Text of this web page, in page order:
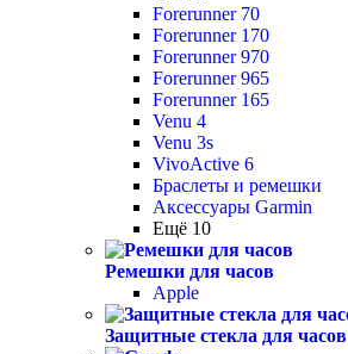
Forerunner 70
Forerunner 170
Forerunner 970
Forerunner 965
Forerunner 165
Venu 4
Venu 3s
VivoActive 6
Браслеты и ремешки
Аксессуары Garmin
Ещё 10
Ремешки для часов
Apple
Защитные стекла для часов